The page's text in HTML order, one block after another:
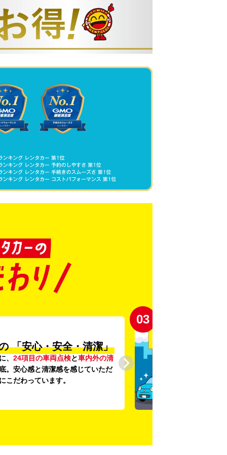
「安心・安全・清潔」
、 24項目の車両点検と車内外の清
。安心感と清潔感を感じていただ
こだわっています。
03